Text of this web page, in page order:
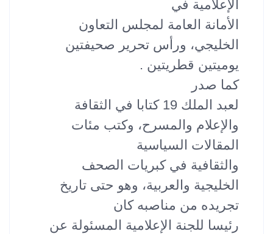
الإعلامية في
الأمانة العامة لمجلس التعاون
الخليجي، ورأس تحرير صحيفتين
يوميتين قطريتين .
كما صدر
لعبد الملك 19 كتابا في الثقافة
والإعلام والمسرح، وكتب مئات
المقالات السياسية
والثقافية في كبريات الصحف
الخليجية والعربية، وهو حتى تاريخ
تجريده من مناصبه كان
رئيسا للجنة الإعلامية المسئولة عن